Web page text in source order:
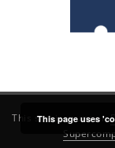
This service runs on
This page uses